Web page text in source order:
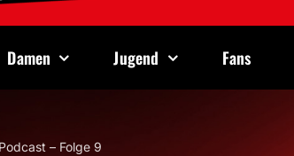
Damen Jugend Fans
– Folge 9